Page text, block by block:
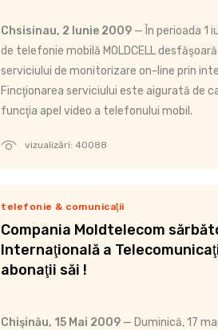
vizualizări: 40088
Chsisinau, 2 Iunie 2009 — În perioada 1
de telefonie mobilă MOLDCELL
serviciului de monitorizare on-line prin
Fincţionarea serviciului este aigurată de
funcţia apel video a telefonului mobil.
telefonie & comunicaţii
Compania Moldtelecom
Internaţională a
abonaţii săi !
Chişinău, 15 Mai 2009 — Duminică, 17